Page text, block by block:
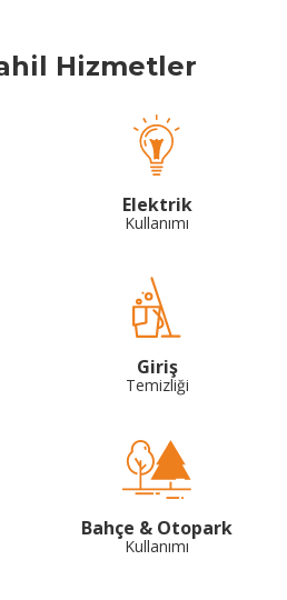
Hizmetler
Elektrik
Kullanımı
Giriş
Temizliği
Bahçe & Otopark
Kullanımı